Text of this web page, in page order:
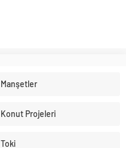
Manşetler
Konut Projeleri
Toki